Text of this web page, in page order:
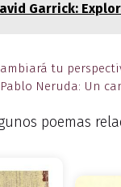
Garrick:
tu
Neruda: Un
poemas